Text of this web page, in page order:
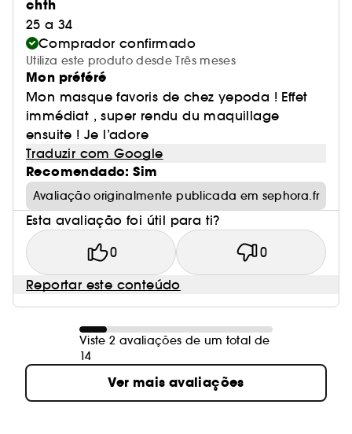
chth
25 a 34
Comprador confirmado
Utiliza este produto desde Três meses
Mon préféré
Mon masque favoris de chez yepoda ! Effet
immédiat , super rendu du maquillage
ensuite ! Je l’adore
Traduzir com Google
Recomendado: Sim
Avaliação originalmente publicada em sephora.fr
Esta avaliação foi útil para ti?
0 0
Reportar este conteúdo
Viste 2 avaliações de um total de
14
Ver mais avaliações